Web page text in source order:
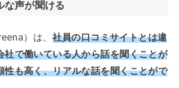
な声が聞ける
）は、 社員の口コミサイトとは違
社で働いている人から話を聞くことが
性も高く、リアルな話を聞くことがで